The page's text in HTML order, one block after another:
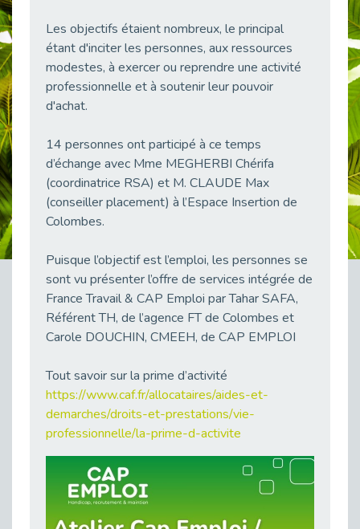
CAP EMPLOI 92 : L’inclusion portée à son sommet, bien au-delà des quotas
Publié le 12/05/2026
38 vidéos pour comprendre et agir durablement
Publié le 04/05/2026
Publié le 04/05/2026
L'alternance : un tremplin vers l'emploi aussi pour les personnes en situation de handicap
Publié le 01/05/2026
Témoignage : Le parcours de Marc, 44 ans
L’Aménagement Raisonnable : Un Levier pour l’Équité
Publié le 29/04/2026
Optimiser son CV lorsqu’on est en situation de handicap
Publié le 29/04/2026
28 avril : Agir ensemble pour une culture de prévention au travail
Mobilisation pour l’alternance et le handicap
Publié le 24/04/2026
Témoignage : "Le maintien en emploi est un investissement, pas une contrainte."
Publié le 22/04/2026
Les objectifs étaient nombreux, le principal
étant d'inciter les personnes, aux ressources
modestes, à exercer ou reprendre une activité
professionnelle et à soutenir leur pouvoir
d'achat.
14 personnes ont participé à ce temps
d’échange avec Mme MEGHERBI Chérifa
(coordinatrice RSA) et M. CLAUDE Max
(conseiller placement) à l’Espace Insertion de
Colombes.
Puisque l’objectif est l’emploi, les personnes se
sont vu présenter l’offre de services intégrée de
France Travail & CAP Emploi par Tahar SAFA,
Référent TH, de l’agence FT de Colombes et
Carole DOUCHIN, CMEEH, de CAP EMPLOI
Tout savoir sur la prime d’activité
https://www.caf.fr/allocataires/aides-et-
demarches/droits-et-prestations/vie-
professionnelle/la-prime-d-activite